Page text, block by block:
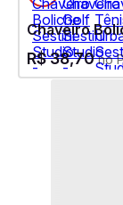
Chaveiro
R$38,70no